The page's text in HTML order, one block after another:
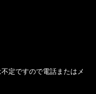
定ですので電話またはメ